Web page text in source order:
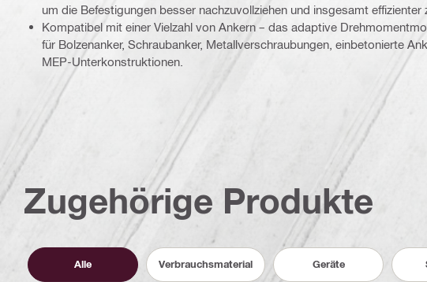
um die Befestigungen besser nachzuvollziehen und insgesamt effizienter
Kompatibel mit einer Vielzahl von Ankern – das adaptive
für Bolzenanker, Schraubanker, Metallverschraubungen, einbetonierte
MEP-Unterkonstruktionen.
Zugehörige Produkte
Alle Verbrauchsmaterial Geräte